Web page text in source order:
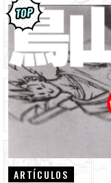
ARTÍCULOS